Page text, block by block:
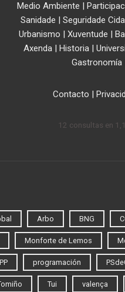
Medio Ambiente |
Sanidade | Seguridade
Urbanismo | Xuventude |
Axenda| Historia|
Gastronomía
Contacto |
12 consultas en
Arbo BNG
Monforte de Lemos
PP programación
Tui valença